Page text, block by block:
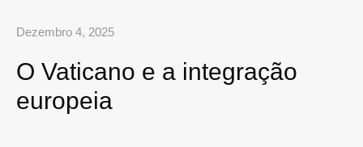
Dezembro 4, 2025
O Vaticano e a integração
europeia